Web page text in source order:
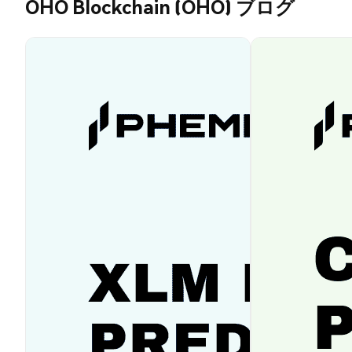
OHO Blockchain (OHO) ブログ